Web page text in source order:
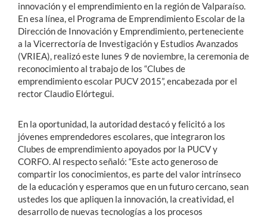
innovación y el emprendimiento en la región de Valparaíso.
En esa línea, el Programa de Emprendimiento Escolar de la
Dirección de Innovación y Emprendimiento, perteneciente
a la Vicerrectoría de Investigación y Estudios Avanzados
(VRIEA), realizó este lunes 9 de noviembre, la ceremonia de
reconocimiento al trabajo de los “Clubes de
emprendimiento escolar PUCV 2015”, encabezada por el
rector Claudio Elórtegui.
En la oportunidad, la autoridad destacó y felicitó a los
jóvenes emprendedores escolares, que integraron los
Clubes de emprendimiento apoyados por la PUCV y
CORFO. Al respecto señaló: “Este acto generoso de
compartir los conocimientos, es parte del valor intrínseco
de la educación y esperamos que en un futuro cercano, sean
ustedes los que apliquen la innovación, la creatividad, el
desarrollo de nuevas tecnologías a los procesos